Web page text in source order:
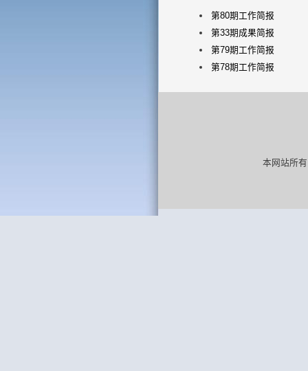
第80期工作简报
第33期成果简报
第79期工作简报
第78期工作简报
本网站所